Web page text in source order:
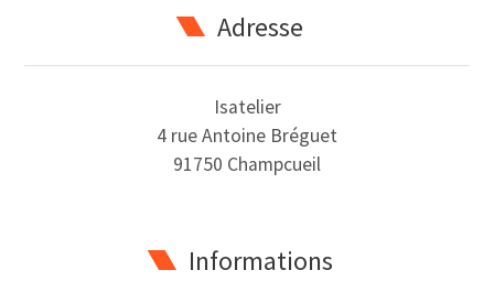
Adresse
Isatelier
4 rue Antoine Bréguet
91750 Champcueil
Informations